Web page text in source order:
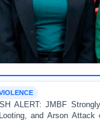
the
Home of